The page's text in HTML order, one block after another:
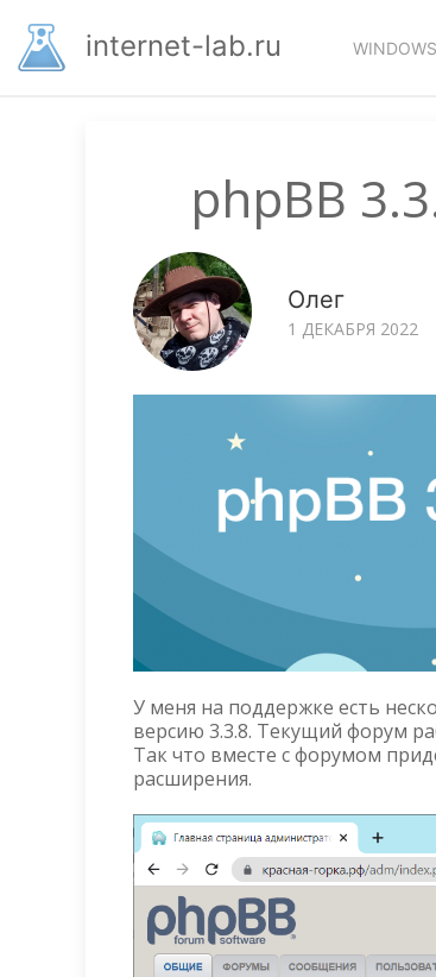
основномуinternet-lab.ru WINDOWS
phpBB
Олег
1 ДЕКАБРЯ 2022
У меня на поддержке есть
версию 3.3.8. Текущий форум
Так что вместе с форумом
расширения.